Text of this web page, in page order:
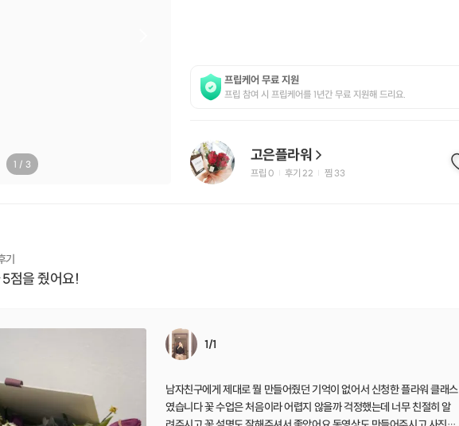
1 / 3
프립케어 무료 지원
프립 참여 시 프립케어를 1년간 무료 지원해 드리요.
고은플라워
프립 0 후기 22 찜 33
기
점을 줬어요!
1/1
남자친구에게 제대로 뭘 만들어줬던 기억이 없어서 신청한 플라워 클래스
였습니다 꽃 수업은 처음이라 어렵지 않을까 걱정했는데 너무 친절히 알